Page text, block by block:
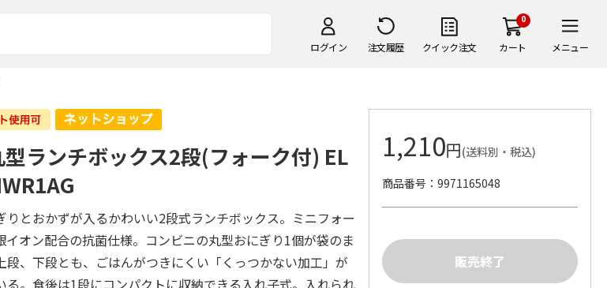
ログイン 注文履歴 クイック注文
0
カート メニュー
ランチボックス2段(フォーク付) EL
りとおかずが入るかわいい2段式ランチボックス。ミニフォー
イオン配合の抗菌仕様。コンビニの丸型おにぎり1個が袋のま
段、下段とも、ごはんがつきにくい「くっつかない加工」が
る。食後は1段にコンパクトに収納できる入れ子式。入れられ
1,210円(送料別・税込)
商品番号
9971165048